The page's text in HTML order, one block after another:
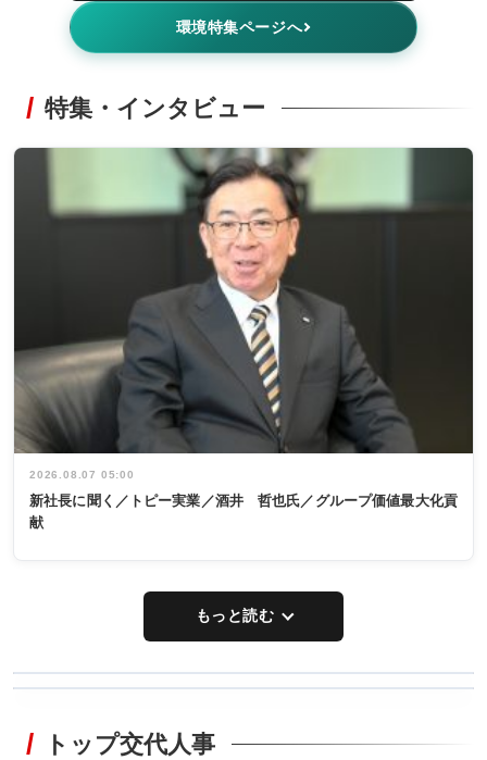
環境特集ページへ
特集・インタビュー
2026.08.07 05:00
新社長に聞く／トピー実業／酒井 哲也氏／グループ価値最大化貢
献
もっと読む
非鉄業界で
タックトレー
トップ交代人事